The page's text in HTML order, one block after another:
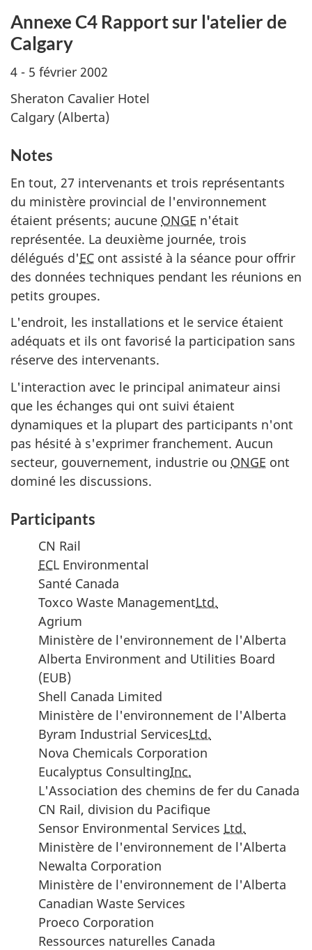
Annexe C4 Rapport sur l'atelier de
Calgary
4 - 5 février 2002
Sheraton Cavalier Hotel
Calgary (Alberta)
Notes
En tout, 27 intervenants et trois représentants
du ministère provincial de l'environnement
étaient présents; aucune ONGE n'était
représentée. La deuxième journée, trois
délégués d'EC ont assisté à la séance pour offrir
des données techniques pendant les réunions en
petits groupes.
L'endroit, les installations et le service étaient
adéquats et ils ont favorisé la participation sans
réserve des intervenants.
L'interaction avec le principal animateur ainsi
que les échanges qui ont suivi étaient
dynamiques et la plupart des participants n'ont
pas hésité à s'exprimer franchement. Aucun
secteur, gouvernement, industrie ou ONGE ont
dominé les discussions.
Participants
CN Rail
ECL Environmental
Santé Canada
Toxco Waste ManagementLtd.
Agrium
Ministère de l'environnement de l'Alberta
Alberta Environment and Utilities Board
(EUB)
Shell Canada Limited
Ministère de l'environnement de l'Alberta
Byram Industrial ServicesLtd.
Nova Chemicals Corporation
Eucalyptus ConsultingInc.
L'Association des chemins de fer du Canada
CN Rail, division du Pacifique
Sensor Environmental Services Ltd.
Ministère de l'environnement de l'Alberta
Newalta Corporation
Ministère de l'environnement de l'Alberta
Canadian Waste Services
Proeco Corporation
Ressources naturelles Canada